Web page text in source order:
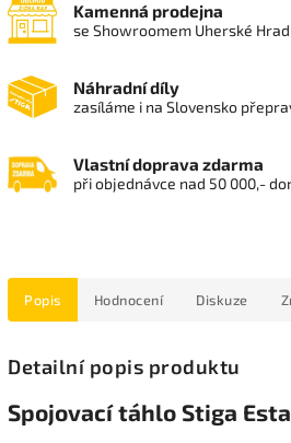
Kamenná prodejna
se Showroomem Uherské
Náhradní díly
zasíláme i na Slovensko
Vlastní doprava zdarma
při objednávce nad 50 000,-
Popis Hodnocení Diskuze
Detailní popis produktu
Spojovací táhlo Stiga